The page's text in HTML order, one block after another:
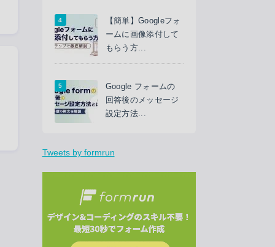
【簡単】Googleフォ
ームに画像添付して
もらう方...
Google フォームの
回答後のメッセージ
設定方法...
Tweets by formrun